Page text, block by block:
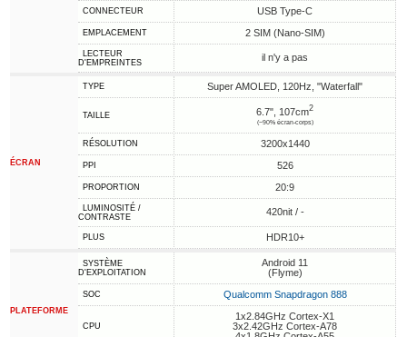
CONNECTEUR USB Type-C
EMPLACEMENT 2 SIM (Nano-SIM)
LECTEUR
D'EMPREINTES
il n'y a pas
ÉCRAN
TYPE Super AMOLED, 120Hz, "Waterfall"
TAILLE 6.7", 107cm2
(~90% écran-corps)
RÉSOLUTION 3200x1440
PPI 526
PROPORTION 20:9
LUMINOSITÉ /
CONTRASTE
420nit / -
PLUS HDR10+
PLATEFORME
SYSTÈME
D'EXPLOITATION
Android 11
(Flyme)
SOC Qualcomm Snapdragon 888
CPU
1x2.84GHz Cortex-X1
3x2.42GHz Cortex-A78